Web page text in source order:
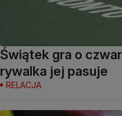
Świątek gra o
rywalka jej pasuje
RELACJA